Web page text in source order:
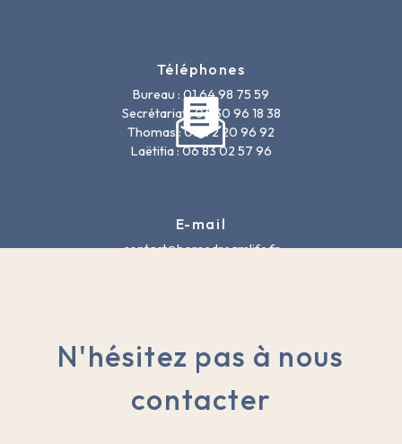
Téléphones
Bureau : 01 64 98 75 59
Secrétariat : 06 30 96 18 38
Thomas : 06 72 20 96 92
Laëtitia : 06 83 02 57 96
E-mail
contact@horsedreamlife.fr
N'hésitez pas à nous
contacter